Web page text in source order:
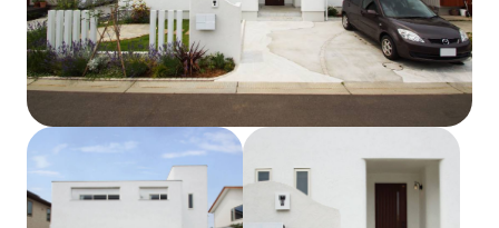
土地をお探しの方
会社概要
採用情報
カタログ請求